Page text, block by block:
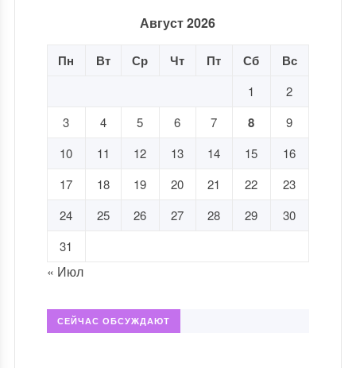
Август 2026
Пн Вт Ср Чт Пт Сб Вс
1
2
3
4 5 6 7 8
9
10
11 12 13 14 15
16
17
18 19 20 21 22
23
24
25 26 27 28 29
30
31
« Июл
СЕЙЧАС ОБСУЖДАЮТ